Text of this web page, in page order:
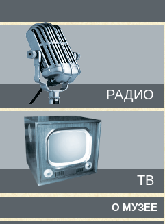
РАДИО
ТВ
О МУЗЕЕ